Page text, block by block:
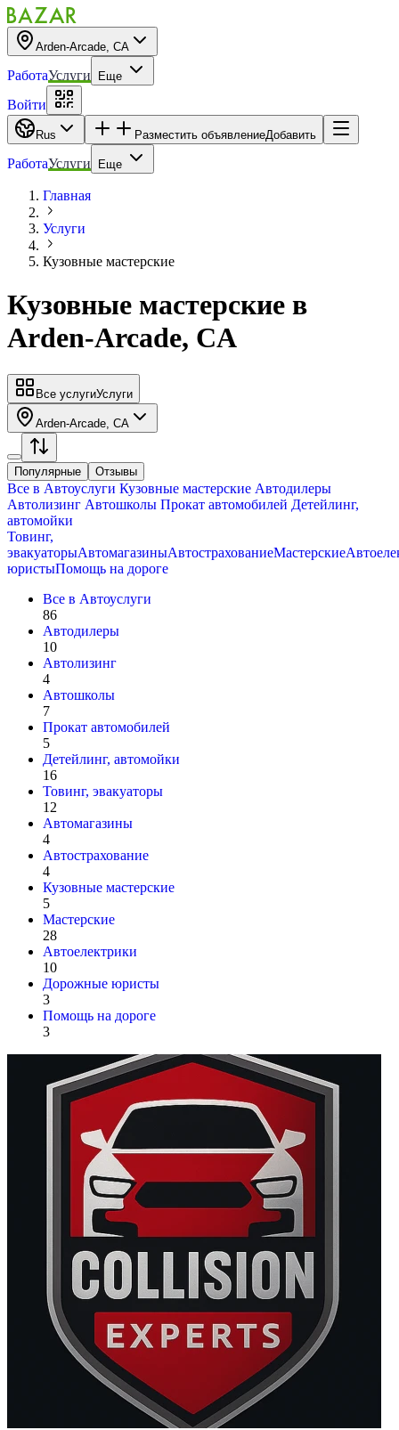
Arden-Arcade, CA
РаботаУслуги Еще
Войти
Rus Разместить объявлениеДобавить
РаботаУслуги Еще
Главная
Услуги
Кузовные мастерские
Кузовные мастерские в
Arden-Arcade, CA
Все услугиУслуги
Arden-Arcade, CA
Популярные Отзывы
Все в Автоуслуги Кузовные мастерские Автодилеры
Автолизинг Автошколы Прокат автомобилей Детейлинг,
автомойки
Товинг,
эвакуаторыАвтомагазиныАвтострахованиеМастерские
юристыПомощь на дороге
Все в Автоуслуги
86
Автодилеры
10
Автолизинг
4
Автошколы
7
Прокат автомобилей
5
Детейлинг, автомойки
16
Товинг, эвакуаторы
12
Автомагазины
4
Автострахование
4
Кузовные мастерские
5
Мастерские
28
Автоелектрики
10
Дорожные юристы
3
Помощь на дороге
3